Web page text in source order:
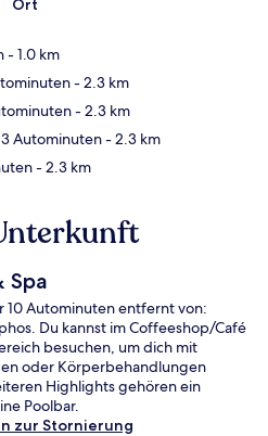
Ort
- 1.0 km
- 2.3 km
- 2.3 km
Autominuten- 2.3 km
- 2.3 km
Spa
10 Autominuten entfernt von:
Du kannst im Coffeeshop/Café
besuchen, um dich mit
oder Körperbehandlungen
Highlights gehören ein
Poolbar.
zur Stornierung